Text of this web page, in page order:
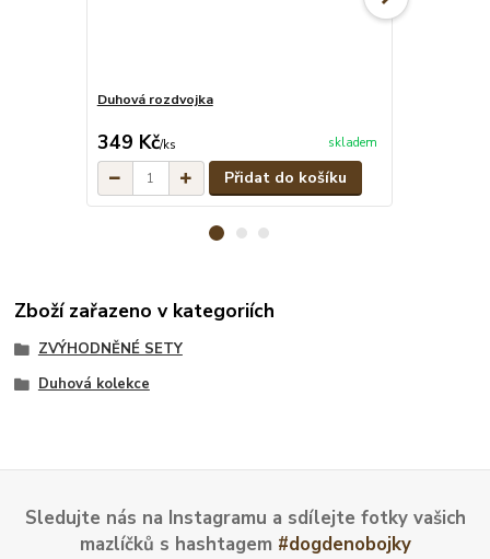
Duhová rozdvojka
349 Kč/ks skladem
Přidat do košíku
Zboží zařazeno v kategoriích
ZVÝHODNĚNÉ SETY
Duhová kolekce
Sledujte nás na Instagramu a sdílejte fotky vašich
mazlíčků s hashtagem #dogdenobojky